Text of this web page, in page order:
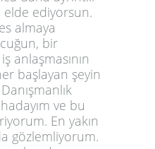
elde ediyorsun.
almaya
bir
anlaşmasının
başlayan şeyin
ve bu
En yakın
gözlemliyorum.